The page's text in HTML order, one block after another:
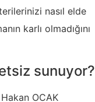
nasıl elde
karlı olmadığını
sunuyor?
OCAK